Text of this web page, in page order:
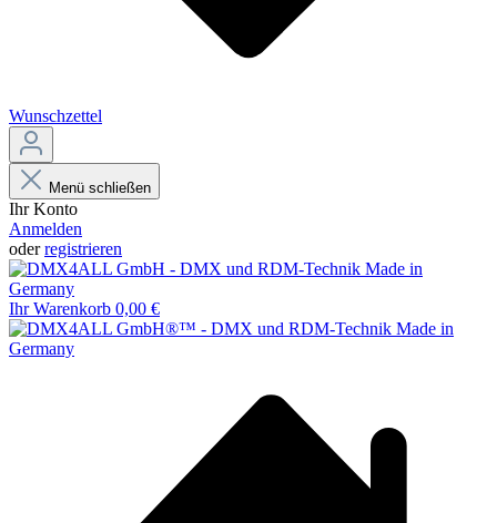
Wunschzettel
Menü schließen
Ihr Konto
Anmelden
oderregistrieren
Ihr Warenkorb 0,00 €